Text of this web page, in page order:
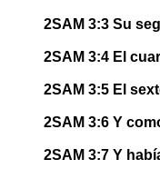
2SAM 3:3 Su
2SAM 3:4 El
2SAM 3:5 El
2SAM 3:6 Y
2SAM 3:7 Y